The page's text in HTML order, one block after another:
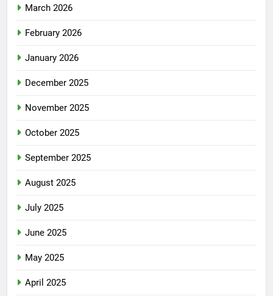
March 2026
February 2026
January 2026
December 2025
November 2025
October 2025
September 2025
August 2025
July 2025
June 2025
May 2025
April 2025